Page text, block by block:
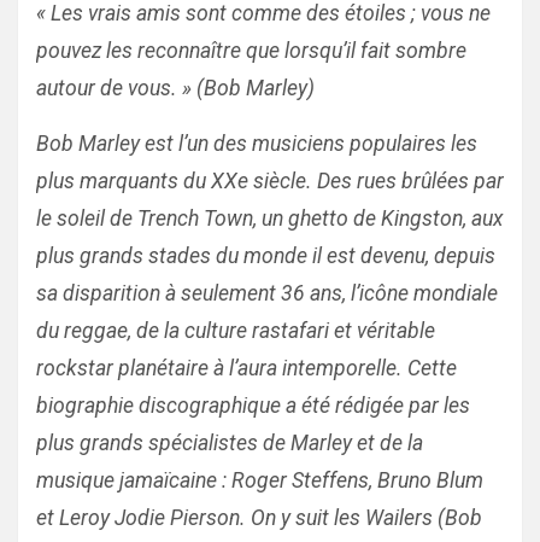
« Les vrais amis sont comme des étoiles ; vous ne
pouvez les reconnaître que lorsqu’il fait sombre
autour de vous. » (Bob Marley)
Bob Marley est l’un des musiciens populaires les
plus marquants du XXe siècle. Des rues brûlées par
le soleil de Trench Town, un ghetto de Kingston, aux
plus grands stades du monde il est devenu, depuis
sa disparition à seulement 36 ans, l’icône mondiale
du reggae, de la culture rastafari et véritable
rockstar planétaire à l’aura intemporelle. Cette
biographie discographique a été rédigée par les
plus grands spécialistes de Marley et de la
musique jamaïcaine : Roger Steffens, Bruno Blum
et Leroy Jodie Pierson. On y suit les Wailers (Bob